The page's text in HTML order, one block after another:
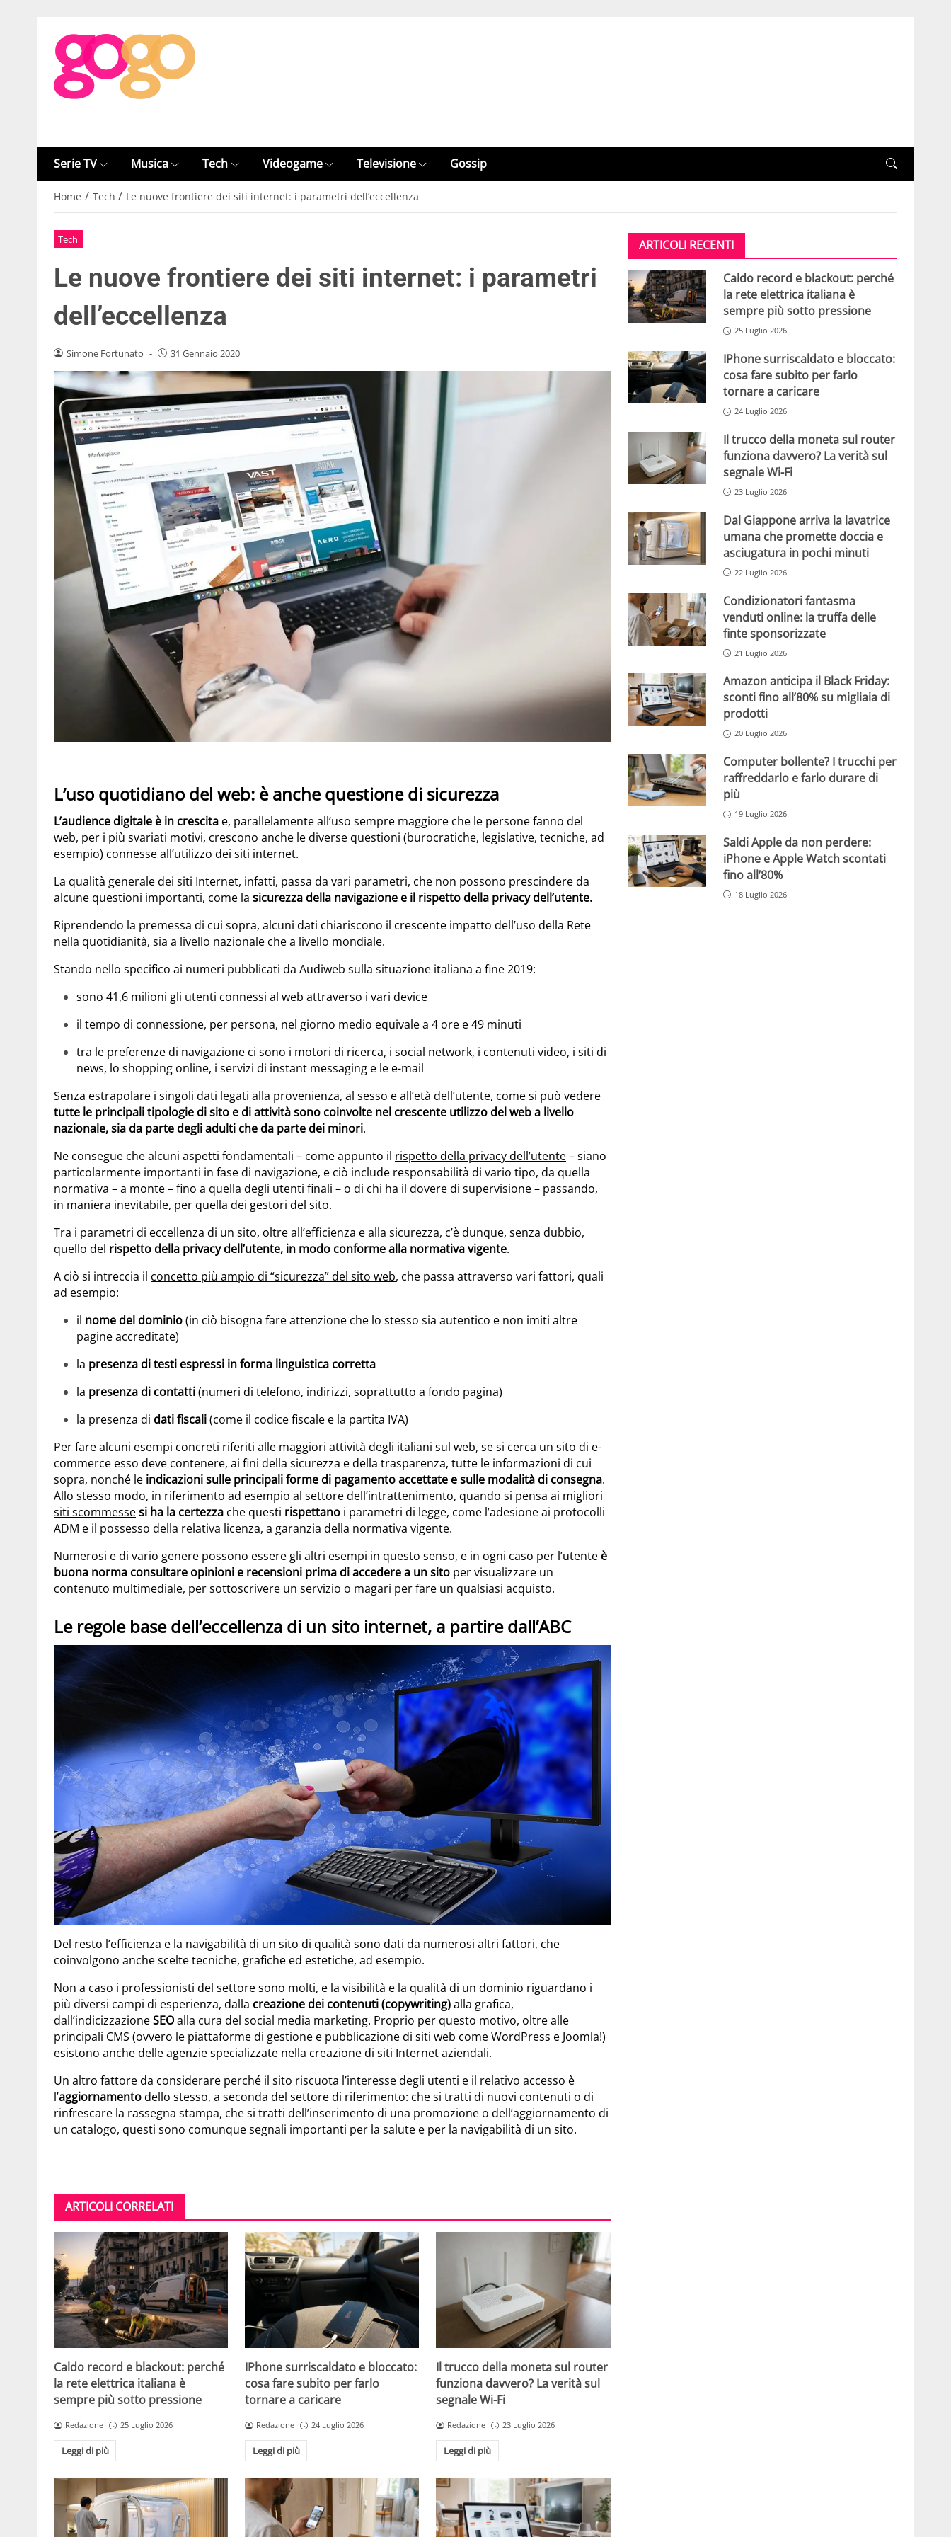
Serie TV Musica Tech Videogame Televisione Gossip
Home / Tech / Le nuove frontiere dei siti internet: i parametri dell’eccellenza
Tech
Le nuove frontiere dei siti internet: i parametri
dell’eccellenza
Simone Fortunato - 31 Gennaio 2020
L’uso quotidiano del web: è anche questione di sicurezza
L’audience digitale è in crescita e, parallelamente all’uso sempre maggiore che le persone fanno del
web, per i più svariati motivi, crescono anche le diverse questioni (burocratiche, legislative, tecniche, ad
esempio) connesse all’utilizzo dei siti internet.
La qualità generale dei siti Internet, infatti, passa da vari parametri, che non possono prescindere da
alcune questioni importanti, come la sicurezza della navigazione e il rispetto della privacy dell’utente.
Riprendendo la premessa di cui sopra, alcuni dati chiariscono il crescente impatto dell’uso della Rete
nella quotidianità, sia a livello nazionale che a livello mondiale.
Stando nello specifico ai numeri pubblicati da Audiweb sulla situazione italiana a fine 2019:
sono 41,6 milioni gli utenti connessi al web attraverso i vari device
il tempo di connessione, per persona, nel giorno medio equivale a 4 ore e 49 minuti
tra le preferenze di navigazione ci sono i motori di ricerca, i social network, i contenuti video, i siti di
news, lo shopping online, i servizi di instant messaging e le e-mail
Senza estrapolare i singoli dati legati alla provenienza, al sesso e all’età dell’utente, come si può vedere
tutte le principali tipologie di sito e di attività sono coinvolte nel crescente utilizzo del web a livello
nazionale, sia da parte degli adulti che da parte dei minori.
Ne consegue che alcuni aspetti fondamentali – come appunto il rispetto della privacy dell’utente– siano
particolarmente importanti in fase di navigazione, e ciò include responsabilità di vario tipo, da quella
normativa – a monte – fino a quella degli utenti finali – o di chi ha il dovere di supervisione – passando,
in maniera inevitabile, per quella dei gestori del sito.
Tra i parametri di eccellenza di un sito, oltre all’efficienza e alla sicurezza, c’è dunque, senza dubbio,
quello del rispetto della privacy dell’utente, in modo conforme alla normativa vigente.
A ciò si intreccia il concetto più ampio di “sicurezza” del sito web, che passa attraverso vari fattori, quali
ad esempio:
il nome del dominio(in ciò bisogna fare attenzione che lo stesso sia autentico e non imiti altre
pagine accreditate)
la presenza di testi espressi in forma linguistica corretta
la presenza di contatti(numeri di telefono, indirizzi, soprattutto a fondo pagina)
la presenza di dati fiscali(come il codice fiscale e la partita IVA)
Per fare alcuni esempi concreti riferiti alle maggiori attività degli italiani sul web, se si cerca un sito di e-
commerce esso deve contenere, ai fini della sicurezza e della trasparenza, tutte le informazioni di cui
sopra, nonché le indicazioni sulle principali forme di pagamento accettate e sulle modalità di consegna.
Allo stesso modo, in riferimento ad esempio al settore dell’intrattenimento, quando si pensa ai migliori
siti scommessesi ha la certezza che questi rispettano i parametri di legge, come l’adesione ai protocolli
ADM e il possesso della relativa licenza, a garanzia della normativa vigente.
Numerosi e di vario genere possono essere gli altri esempi in questo senso, e in ogni caso per l’utente è
buona norma consultare opinioni e recensioni prima di accedere a un sito per visualizzare un
contenuto multimediale, per sottoscrivere un servizio o magari per fare un qualsiasi acquisto.
Le regole base dell’eccellenza di un sito internet, a partire dall’ABC
Del resto l’efficienza e la navigabilità di un sito di qualità sono dati da numerosi altri fattori, che
coinvolgono anche scelte tecniche, grafiche ed estetiche, ad esempio.
Non a caso i professionisti del settore sono molti, e la visibilità e la qualità di un dominio riguardano i
più diversi campi di esperienza, dalla creazione dei contenuti (copywriting)alla grafica,
dall’indicizzazioneSEOalla cura del social media marketing. Proprio per questo motivo, oltre alle
principali CMS (ovvero le piattaforme di gestione e pubblicazione di siti web come WordPress e Joomla!)
esistono anche delleagenzie specializzate nella creazione di siti Internet aziendali.
Un altro fattore da considerare perché il sito riscuota l’interesse degli utenti e il relativo accesso è
l’aggiornamentodello stesso, a seconda del settore di riferimento: che si tratti di nuovi contenuti o di
rinfrescare la rassegna stampa, che si tratti dell’inserimento di una promozione o dell’aggiornamento di
un catalogo, questi sono comunque segnali importanti per la salute e per la navigabilità di un sito.
ARTICOLI CORRELATI
Caldo record e blackout: perché
la rete elettrica italiana è
sempre più sotto pressione
Redazione 25 Luglio 2026
Leggi di più
IPhone surriscaldato e bloccato:
cosa fare subito per farlo
tornare a caricare
Redazione 24 Luglio 2026
Leggi di più
Il trucco della moneta sul router
funziona davvero? La verità sul
segnale Wi-Fi
Redazione 23 Luglio 2026
Leggi di più
ARTICOLI RECENTI
Caldo record e blackout: perché
la rete elettrica italiana è
sempre più sotto pressione
25 Luglio 2026
IPhone surriscaldato e bloccato:
cosa fare subito per farlo
tornare a caricare
24 Luglio 2026
Il trucco della moneta sul router
funziona davvero? La verità sul
segnale Wi-Fi
23 Luglio 2026
Dal Giappone arriva la lavatrice
umana che promette doccia e
asciugatura in pochi minuti
22 Luglio 2026
Condizionatori fantasma
venduti online: la truffa delle
finte sponsorizzate
21 Luglio 2026
Amazon anticipa il Black Friday:
sconti fino all’80% su migliaia di
prodotti
20 Luglio 2026
Computer bollente? I trucchi per
raffreddarlo e farlo durare di
più
19 Luglio 2026
Saldi Apple da non perdere:
iPhone e Apple Watch scontati
fino all’80%
18 Luglio 2026